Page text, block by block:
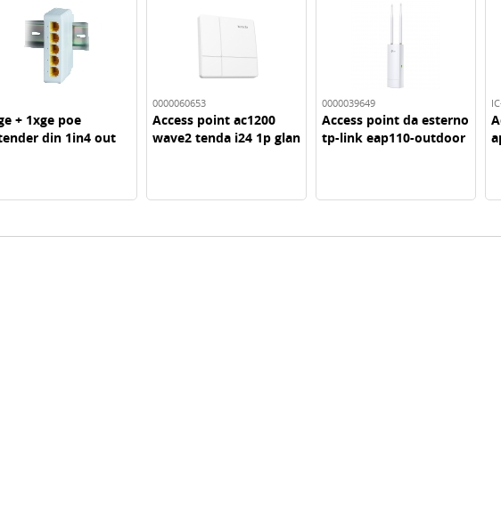
+ 1xge poe
din 1in4 out
0000060653
Access point ac1200
wave2 tenda i24 1p glan
0000039649
Access point da esterno
tp-link eap110-outdoor
IC-